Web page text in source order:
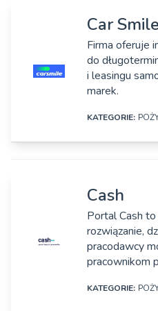
Osoby zarządzające:
Justyna Zielińska, Rafał
Nazwa firmy:
Carrot, sp. z o.o.
Adres:
Ul. Jutrzenki 177, Warszawa
Strona www:
Osoby zarządzające:
Magdalena Chołuj
Car Smile
Firma oferuje
do
i leasingu
marek.
KATEGORIE:
Nazwa firmy:
Adres:
ul. Prosta 51, Warszawa
Strona www:
Cash
Portal Cash
rozwiązanie,
pracodawcy
pracownikom
KATEGORIE: